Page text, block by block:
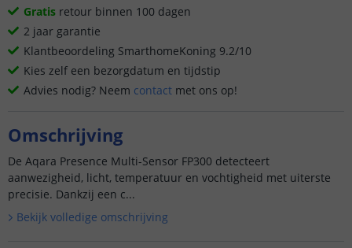
Gratis retour binnen 100 dagen
2 jaar garantie
Klantbeoordeling SmarthomeKoning 9.2/10
Kies zelf een bezorgdatum en tijdstip
Advies nodig? Neem contact met ons op!
Omschrijving
De Aqara Presence Multi-Sensor FP300 detecteert
aanwezigheid, licht, temperatuur en vochtigheid met uiterste
precisie. Dankzij een c...
Bekijk volledige omschrijving